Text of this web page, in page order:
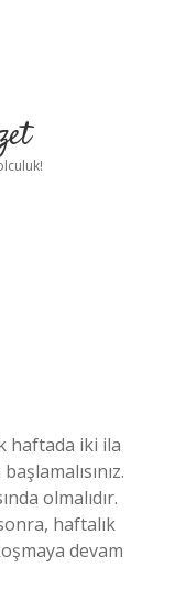
haftada iki ila
olmalıdır.
haftalık
devam